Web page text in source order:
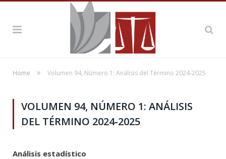
Home » Volumen 94, Número 1: Análisis del Término 2024-2025
VOLUMEN 94, NÚMERO 1: ANÁLISIS
DEL TÉRMINO 2024-2025
Análisis estadístico